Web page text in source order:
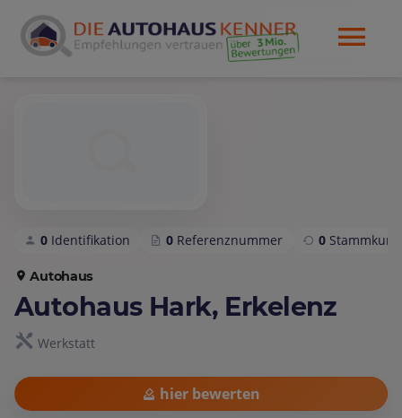
0 Identifikation 0 Referenznummer 0
Autohaus
Autohaus Hark, Erkelenz
Werkstatt
hier bewerten